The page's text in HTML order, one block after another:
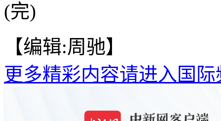
(完)
【编辑:周驰】
更多精彩内容请进入国际